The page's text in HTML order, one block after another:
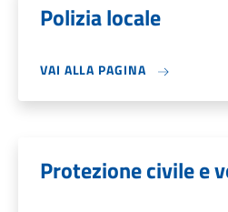
Polizia locale
VAI ALLA PAGINA
Protezione civile e